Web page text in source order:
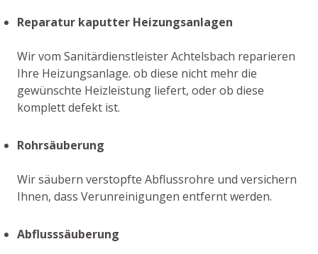
Reparatur kaputter Heizungsanlagen
Wir vom Sanitärdienstleister Achtelsbach reparieren
Ihre Heizungsanlage. ob diese nicht mehr die
gewünschte Heizleistung liefert, oder ob diese
komplett defekt ist.
Rohrsäuberung
Wir säubern verstopfte Abflussrohre und versichern
Ihnen, dass Verunreinigungen entfernt werden.
Abflusssäuberung